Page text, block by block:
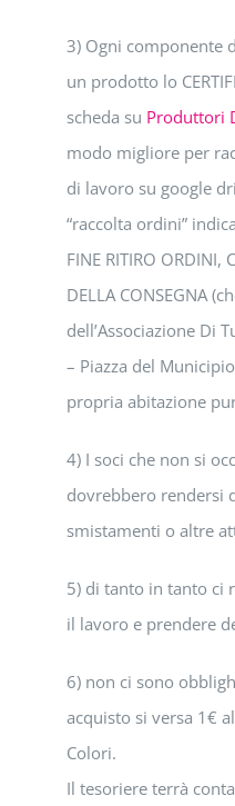
3) Ogni componente
un prodotto lo
scheda su Produttori
modo migliore per
di lavoro su google
“raccolta ordini”
FINE RITIRO ORDINI,
DELLA CONSEGNA
dell’Associazione Di
– Piazza del
propria abitazione
4) I soci che non si
dovrebbero rendersi
smistamenti o altre
5) di tanto in tanto ci
il lavoro e prendere
6) non ci sono
acquisto si versa 1€
Colori.
Il tesoriere terrà